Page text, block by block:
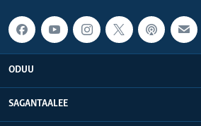
ODUU
SAGANTAALEE